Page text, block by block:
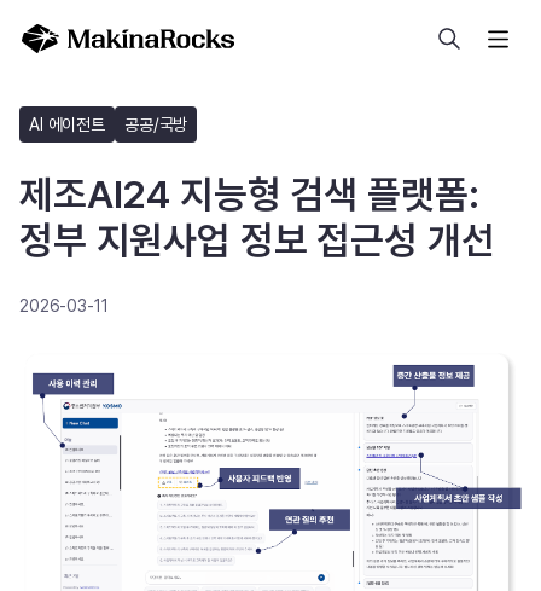
AI 에이전트 공공/국방
제조AI24 지능형 검색 플랫폼:
정부 지원사업 정보 접근성 개선
2026-03-11